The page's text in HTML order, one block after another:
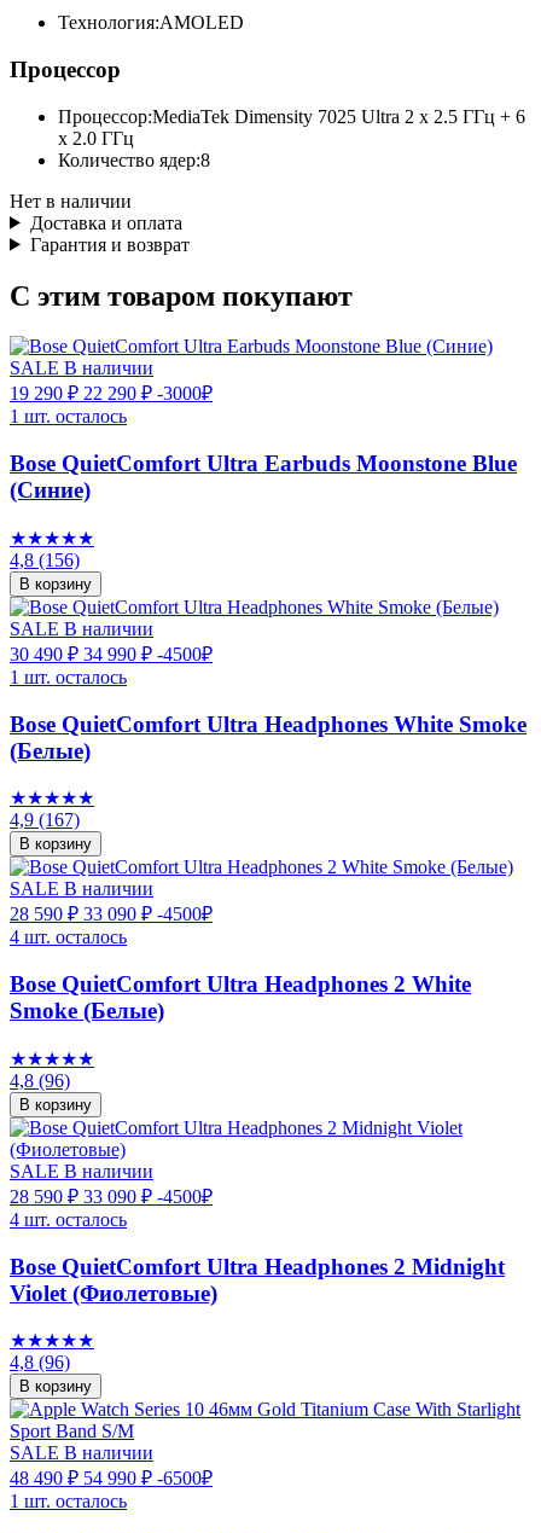
Технология:AMOLED
Процессор
Процессор:MediaTek Dimensity 7025 Ultra 2 x 2.5 ГГц + 6
x 2.0 ГГц
Количество ядер:8
Нет в наличии
Доставка и оплата
Гарантия и возврат
С этим товаром покупают
SALE В наличии
19 290 ₽ 22 290 ₽ -3000₽
1 шт. осталось
Bose QuietComfort Ultra Earbuds Moonstone Blue
(Синие)
★★★★★
4,8 (156)
В корзину
SALE В наличии
30 490 ₽ 34 990 ₽ -4500₽
1 шт. осталось
Bose QuietComfort Ultra Headphones White Smoke
(Белые)
★★★★★
4,9 (167)
В корзину
SALE В наличии
28 590 ₽ 33 090 ₽ -4500₽
4 шт. осталось
Bose QuietComfort Ultra Headphones 2 White
Smoke (Белые)
★★★★★
4,8 (96)
В корзину
SALE В наличии
28 590 ₽ 33 090 ₽ -4500₽
4 шт. осталось
Bose QuietComfort Ultra Headphones 2 Midnight
Violet (Фиолетовые)
★★★★★
4,8 (96)
В корзину
SALE В наличии
48 490 ₽ 54 990 ₽ -6500₽
1 шт. осталось